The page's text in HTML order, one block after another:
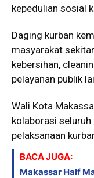
kepedulian sosial
Daging kurban
masyarakat
kebersihan,
pelayanan publik
Wali Kota
kolaborasi seluruh
pelaksanaan
BACA JUGA:
Makassar Half